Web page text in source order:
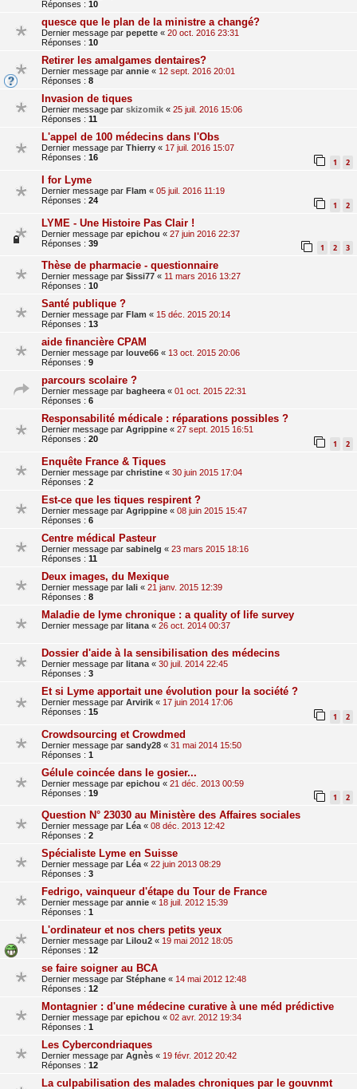
Réponses : 10
quesce que le plan de la ministre a changé?
Dernier message par pepette « 20 oct. 2016 23:31
Réponses : 10
Retirer les amalgames dentaires?
Dernier message par annie « 12 sept. 2016 20:01
Réponses : 8
Invasion de tiques
Dernier message par skizomik « 25 juil. 2016 15:06
Réponses : 11
L'appel de 100 médecins dans l'Obs
Dernier message par Thierry « 17 juil. 2016 15:07
Réponses : 16 1 2
I for Lyme
Dernier message par Flam « 05 juil. 2016 11:19
Réponses : 24 1 2
LYME - Une Histoire Pas Clair !
Dernier message par epichou « 27 juin 2016 22:37
Réponses : 39 1 2 3
Thèse de pharmacie - questionnaire
Dernier message par $issi77 « 11 mars 2016 13:27
Réponses : 10
Santé publique ?
Dernier message par Flam « 15 déc. 2015 20:14
Réponses : 13
aide financière CPAM
Dernier message par louve66 « 13 oct. 2015 20:06
Réponses : 9
parcours scolaire ?
Dernier message par bagheera« 01 oct. 2015 22:31
Réponses : 6
Responsabilité médicale : réparations possibles ?
Dernier message par Agrippine « 27 sept. 2015 16:51
Réponses : 20 1 2
Enquête France & Tiques
Dernier message par christine « 30 juin 2015 17:04
Réponses : 2
Est-ce que les tiques respirent ?
Dernier message par Agrippine « 08 juin 2015 15:47
Réponses : 6
Centre médical Pasteur
Dernier message par sabinelg « 23 mars 2015 18:16
Réponses : 11
Deux images, du Mexique
Dernier message par lali « 21 janv. 2015 12:39
Réponses : 8
Maladie de lyme chronique : a quality of life survey
Dernier message par litana « 26 oct. 2014 00:37
Dossier d'aide à la sensibilisation des médecins
Dernier message par litana « 30 juil. 2014 22:45
Réponses : 3
Et si Lyme apportait une évolution pour la société ?
Dernier message par Arvirik « 17 juin 2014 17:06
Réponses : 15 1 2
Crowdsourcing et Crowdmed
Dernier message par sandy28 « 31 mai 2014 15:50
Réponses : 1
Gélule coincée dans le gosier...
Dernier message par epichou « 21 déc. 2013 00:59
Réponses : 19 1 2
Question N° 23030 au Ministère des Affaires sociales
Dernier message par Léa « 08 déc. 2013 12:42
Réponses : 2
Spécialiste Lyme en Suisse
Dernier message par Léa « 22 juin 2013 08:29
Réponses : 3
Fedrigo, vainqueur d'étape du Tour de France
Dernier message par annie « 18 juil. 2012 15:39
Réponses : 1
L'ordinateur et nos chers petits yeux
Dernier message par Lilou2 « 19 mai 2012 18:05
Réponses : 12
se faire soigner au BCA
Dernier message par Stéphane « 14 mai 2012 12:48
Réponses : 12
Montagnier : d'une médecine curative à une méd prédictive
Dernier message par epichou « 02 avr. 2012 19:34
Réponses : 1
Les Cybercondriaques
Dernier message par Agnès « 19 févr. 2012 20:42
Réponses : 12
La culpabilisation des malades chroniques par le gouvnmt